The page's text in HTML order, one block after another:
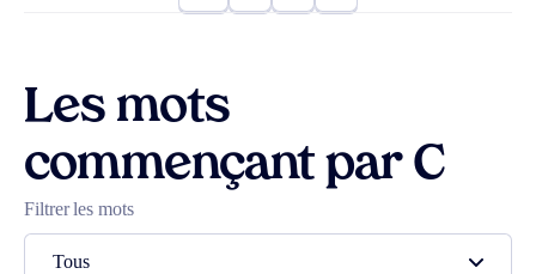
Les mots
commençant par C
Filtrer les mots
Tous